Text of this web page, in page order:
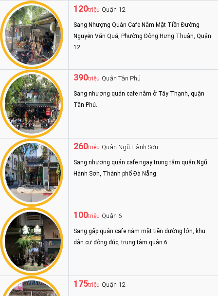
120triệu Quận 12
Sang Nhượng Quán Cafe Nằm Mặt Tiền Đường
Nguyễn Văn Quá, Phường Đông Hưng Thuận, Quận
12.
390triệu Quận Tân Phú
Sang nhượng quán cafe nằm ở Tây Thạnh, quận
Tân Phú.
260triệu Quận Ngũ Hành Sơn
Sang nhượng quán cafe ngay trung tâm quận Ngũ
Hành Sơn, Thành phố Đà Nẵng.
100triệu Quận 6
Sang gấp quán cafe nằm mặt tiền đường lớn, khu
dân cư đông đúc, trung tâm quận 6.
175triệu Quận 12